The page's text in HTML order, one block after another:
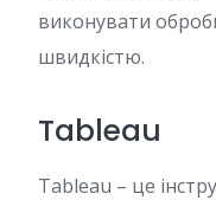
виконувати
швидкістю.
Tableau
Tableau – це